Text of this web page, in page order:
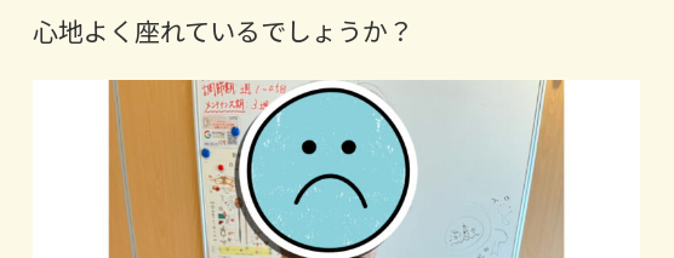
心地よく座れているでしょうか？